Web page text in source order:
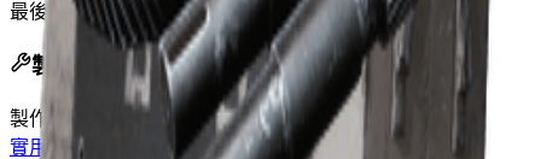
最後更新:Nov 13, 2025
製作配方
製作臺
實用工具站